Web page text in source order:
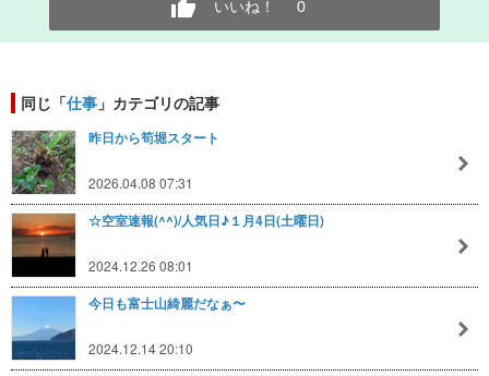
いいね！ 0
同じ「仕事 」カテゴリの記事
昨日から筍堀スタート
2026.04.08 07:31
☆空室速報(^^)/人気日♪１月4日(土曜日)
2024.12.26 08:01
今日も富士山綺麗だなぁ〜
2024.12.14 20:10